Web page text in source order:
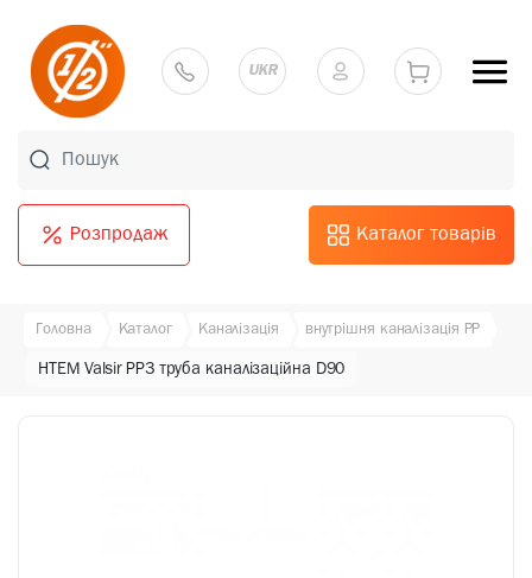
Розпродаж Каталог товарів
UKR
Головна Каталог Каналізація внутрішня каналізація PP
HTEM Valsir PP3 труба каналізаційна D90